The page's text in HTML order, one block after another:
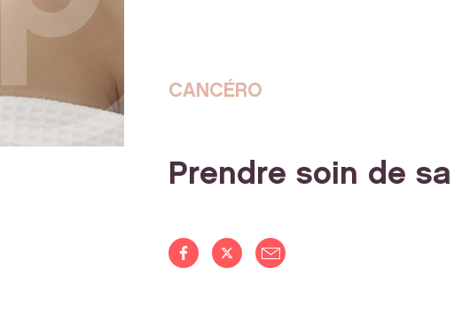
CANCÉRO
Prendre soin de